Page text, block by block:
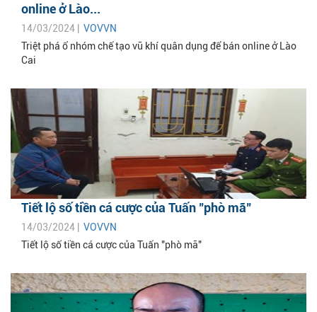
online ở Lào...
14/03/2024 | VOVVN
Triệt phá ổ nhóm chế tạo vũ khí quân dụng để bán online ở Lào
Cai
Tiết lộ số tiền cá cược của Tuấn "phò mã"
14/03/2024 | VOVVN
Tiết lộ số tiền cá cược của Tuấn "phò mã"